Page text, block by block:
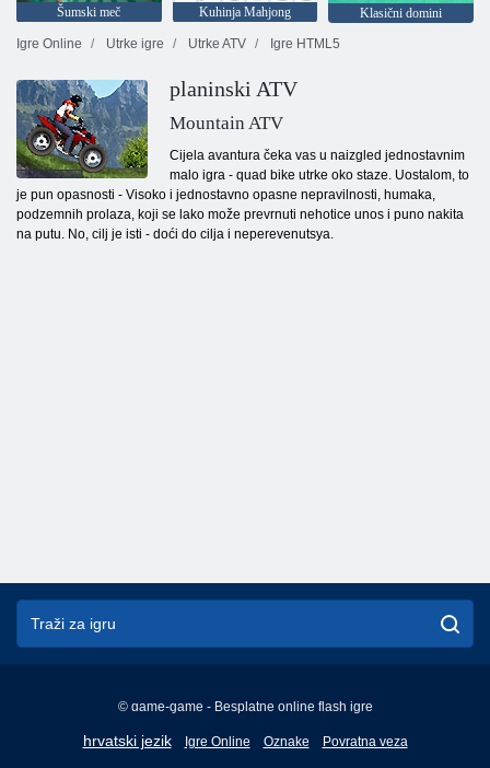
Šumski meč Kuhinja Mahjong
Klasični domini
Igre Online
Utrke igre Utrke ATV Igre HTML5
planinski ATV
Mountain ATV
Cijela avantura čeka vas u naizgled jednostavnim
malo igra - quad bike utrke oko staze. Uostalom, to
je pun opasnosti - Visoko i jednostavno opasne nepravilnosti, humaka,
podzemnih prolaza, koji se lako može prevrnuti nehotice unos i puno nakita
na putu. No, cilj je isti - doći do cilja i neperevenutsya.
© game-game - Besplatne online flash igre
hrvatski jezik
English
Igre Online Oznake Povratna veza